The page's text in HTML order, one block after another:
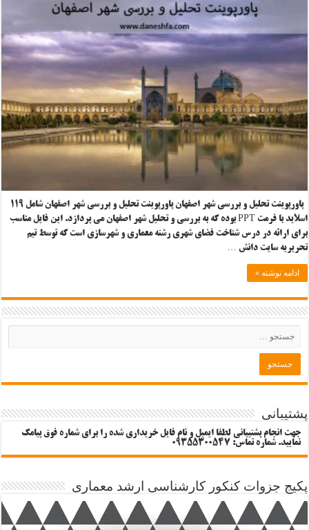
پاورپوینت تحلیل و بررسی شهر اصفهان پاورپوینت تحلیل و بررسی شهر اصفهان شامل ۱۱۹
اسلاید با فرمت PPT بوده که به بررسی و تحلیل شهر اصفهان می پردازد. این فایل مناسب
برای ارائه در درس شناخت فضای شهری رشته معماری و شهرسازی است که توسط تیم
تحریریه سایت دانش …
ادامه نوشته »
پشتیبانی
جهت انجام پشتیبانی لطفا ایمیل و نام فایل خریداری شده را برای شماره فوق پیامک
نمایید. شماره تماس: 09355300547
پکیج جزوات کنکور کارشناسی ارشد معماری